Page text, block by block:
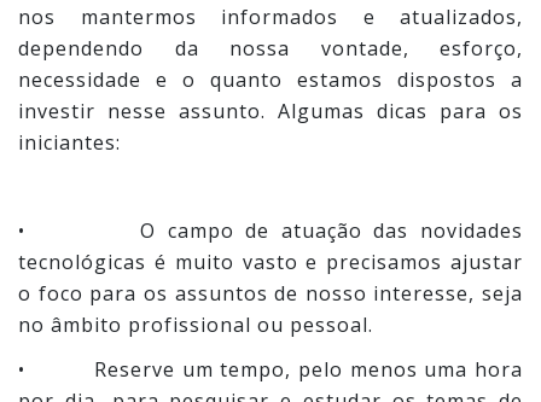
nos mantermos informados e atualizados,
dependendo da nossa vontade, esforço,
necessidade e o quanto estamos dispostos a
investir nesse assunto. Algumas dicas para os
iniciantes:
• O campo de atuação das novidades
tecnológicas é muito vasto e precisamos ajustar
o foco para os assuntos de nosso interesse, seja
no âmbito profissional ou pessoal.
• Reserve um tempo, pelo menos uma hora